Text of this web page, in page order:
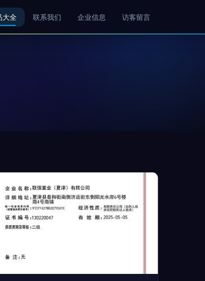
大全 联系我们 企业信息 访客留言